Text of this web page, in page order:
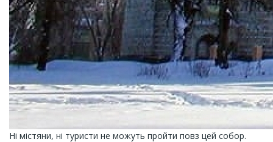
Ні містяни, ні туристи не можуть пройти повз цей собор.